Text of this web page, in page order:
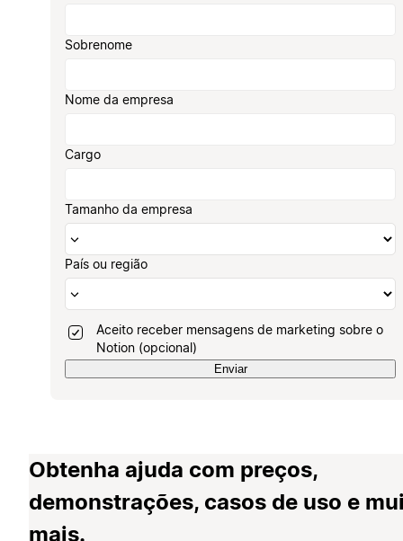
Sobrenome
Nome da empresa
Cargo
Tamanho da empresa
País ou região
Aceito receber mensagens de marketing sobre o
Notion (opcional)
Enviar
Obtenha ajuda com preços,
demonstrações, casos de uso e
mais.